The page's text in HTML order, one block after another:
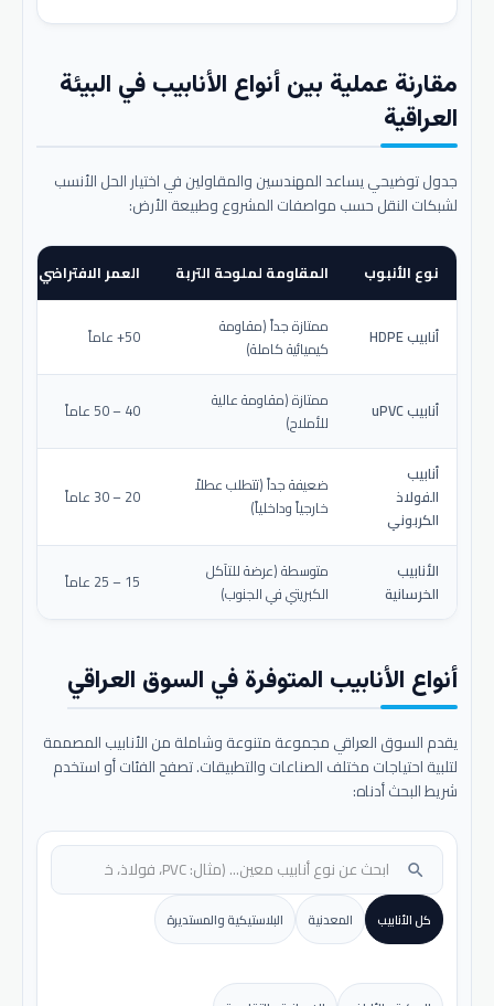
مقارنة عملية بين أنواع الأنابيب في البيئة
العراقية
جدول توضيحي يساعد المهندسين والمقاولين في اختيار الحل الأنسب
لشبكات النقل حسب مواصفات المشروع وطبيعة الأرض:
نوع الأنبوب المقاومة لملوحة التربة العمر الافتراضي
أنابيب HDPE
ممتازة جداً (مقاومة
كيميائية كاملة)
50+ عاماً
أنابيب uPVC
ممتازة (مقاومة عالية
للأملاح)
40 – 50 عاماً
أنابيب
الفولاذ
الكربوني
ضعيفة جداً (تتطلب عطلاً
خارجياً وداخلياً)
20 – 30 عاماً
الأنابيب
الخرسانية
متوسطة (عرضة للتآكل
الكبريتي في الجنوب)
15 – 25 عاماً
أنواع الأنابيب المتوفرة في السوق العراقي
يقدم السوق العراقي مجموعة متنوعة وشاملة من الأنابيب المصممة
لتلبية احتياجات مختلف الصناعات والتطبيقات. تصفح الفئات أو استخدم
شريط البحث أدناه:
search
كل الأنابيب المعدنية البلاستيكية والمستديرة